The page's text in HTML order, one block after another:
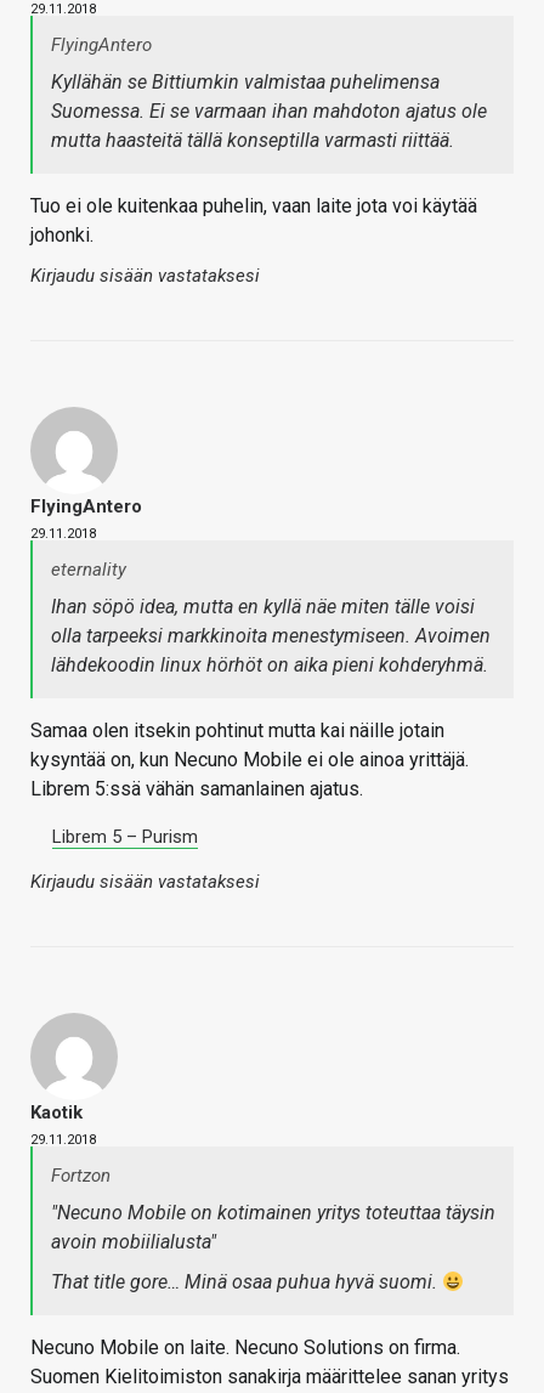
29.11.2018
FlyingAntero
Kyllähän se Bittiumkin valmistaa puhelimensa
Suomessa. Ei se varmaan ihan mahdoton ajatus ole
mutta haasteitä tällä konseptilla varmasti riittää.
Tuo ei ole kuitenkaa puhelin, vaan laite jota voi käytää
johonki.
Kirjaudu sisään vastataksesi
FlyingAntero
29.11.2018
eternality
Ihan söpö idea, mutta en kyllä näe miten tälle voisi
olla tarpeeksi markkinoita menestymiseen. Avoimen
lähdekoodin linux hörhöt on aika pieni kohderyhmä.
Samaa olen itsekin pohtinut mutta kai näille jotain
kysyntää on, kun Necuno Mobile ei ole ainoa yrittäjä.
Librem 5:ssä vähän samanlainen ajatus.
Librem 5 – Purism
Kirjaudu sisään vastataksesi
Kaotik
29.11.2018
Fortzon
"Necuno Mobile on kotimainen yritys toteuttaa täysin
avoin mobiilialusta"
That title gore… Minä osaa puhua hyvä suomi.
Necuno Mobile on laite. Necuno Solutions on firma.
Suomen Kielitoimiston sanakirja määrittelee sanan yritys